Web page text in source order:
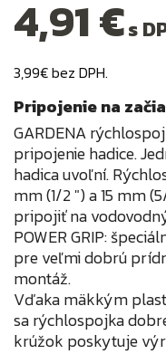
4,91 €s
3,99€ bez DPH.
Pripojenie na
GARDENA
pripojenie hadice.
hadica uvoľní.
mm (1/2 ") a 15 mm
pripojiť na
POWER GRIP:
pre veľmi dobrú
montáž.
Vďaka mäkkým
sa rýchlospojka
krúžok poskytuje